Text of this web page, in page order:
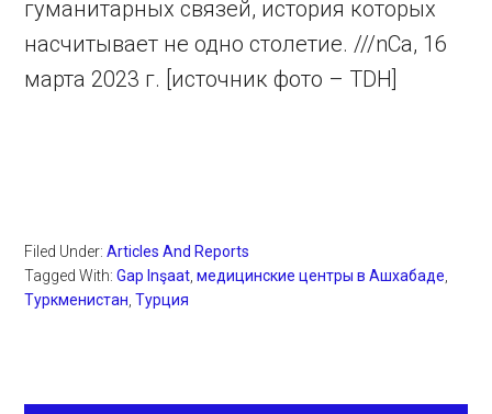
гуманитарных связей, история которых
насчитывает не одно столетие. ///nCa, 16
марта 2023 г. [источник фото – TDH]
Filed Under:Articles And Reports
Tagged With:Gap Inşaat,медицинские центры в Ашхабаде,
Туркменистан,Турция